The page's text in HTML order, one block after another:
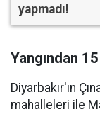
yapmadı!
Yangından
Diyarbakır'ın
mahalleleri ile